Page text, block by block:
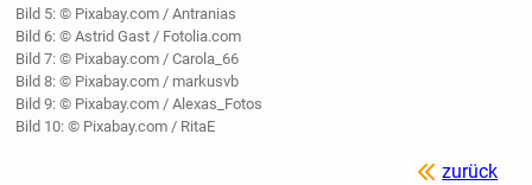
Bild 5: © Pixabay.com / Antranias
Bild 6: © Astrid Gast / Fotolia.com
Bild 7: © Pixabay.com / Carola_66
Bild 8: © Pixabay.com / markusvb
Bild 9: © Pixabay.com / Alexas_Fotos
Bild 10: © Pixabay.com / RitaE
zurück